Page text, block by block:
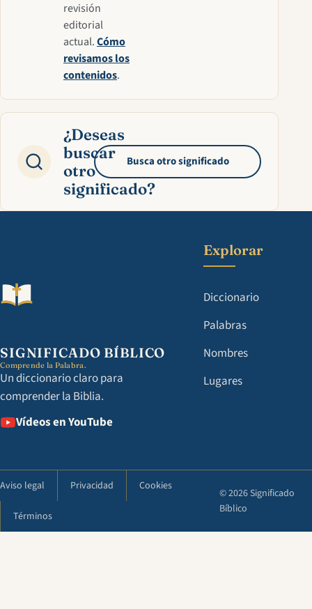
revisión
editorial
actual.Cómo
revisamos los
contenidos.
¿Deseas
buscar
otro
significado?
Busca otro significado
SIGNIFICADO BÍBLICO
Comprende la Palabra.
Un diccionario claro para
comprender la Biblia.
Vídeos en YouTube
Explorar
Diccionario
Palabras
Nombres
Lugares
Aviso legal Privacidad Cookies
Términos
© 2026 Significado
Bíblico